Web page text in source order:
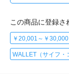
この商品に登録さ
￥20,001～￥30,000
WALLET（サイフ・